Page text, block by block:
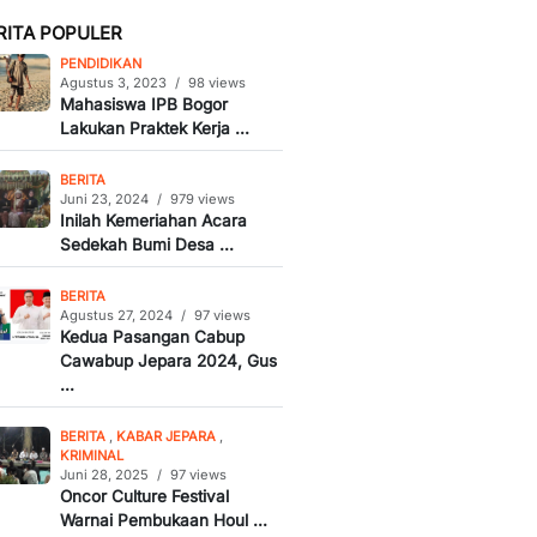
POPULER
PENDIDIKAN
Agustus 3, 2023 / 98 views
Mahasiswa IPB Bogor
Lakukan Praktek Kerja ...
BERITA
Juni 23, 2024 / 979 views
Inilah Kemeriahan Acara
Sedekah Bumi Desa ...
BERITA
Agustus 27, 2024 / 97 views
Kedua Pasangan Cabup
Cawabup Jepara 2024, Gus
...
BERITA KABAR JEPARA
KRIMINAL
Juni 28, 2025
/ 97 views
Oncor Culture Festival
Warnai Pembukaan Houl ...